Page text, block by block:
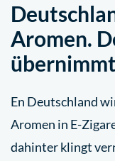
Aromen.
En Deutschland
Aromen in E-
dahinter klingt